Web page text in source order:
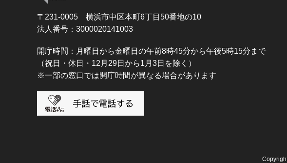
〒231-0005 横浜市中区本町6丁目50番地の10
法人番号：3000020141003
開庁時間：月曜日から金曜日の午前8時45分から午後5時15分まで
（祝日・休日・12月29日から1月3日を除く）
※一部の窓口では開庁時間が異なる場合があります